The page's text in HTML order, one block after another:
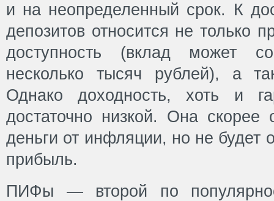
и на неопределенный срок. К
депозитов относится не только
доступность (вклад может
несколько тысяч рублей), а
Однако доходность, хоть и
достаточно низкой. Она скорее
деньги от инфляции, но не будет
прибыль.
ПИФы — второй по